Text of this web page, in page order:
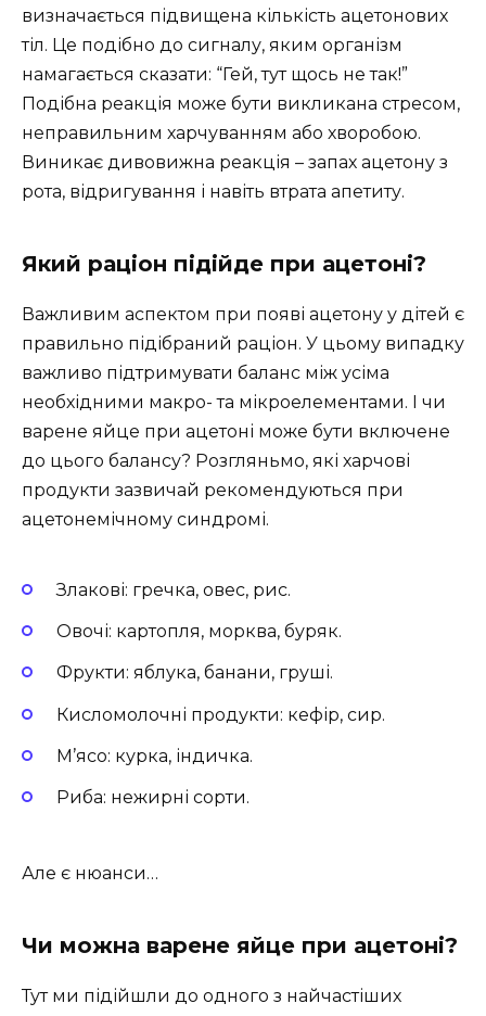
визначається підвищена кількість ацетонових
тіл. Це подібно до сигналу, яким організм
намагається сказати: “Гей, тут щось не так!”
Подібна реакція може бути викликана стресом,
неправильним харчуванням або хворобою.
Виникає дивовижна реакція – запах ацетону з
рота, відригування і навіть втрата апетиту.
Який раціон підійде при ацетоні?
Важливим аспектом при появі ацетону у дітей є
правильно підібраний раціон. У цьому випадку
важливо підтримувати баланс між усіма
необхідними макро- та мікроелементами. І чи
варене яйце при ацетоні може бути включене
до цього балансу? Розгляньмо, які харчові
продукти зазвичай рекомендуються при
ацетонемічному синдромі.
Злакові: гречка, овес, рис.
Овочі: картопля, морква, буряк.
Фрукти: яблука, банани, груші.
Кисломолочні продукти: кефір, сир.
М’ясо: курка, індичка.
Риба: нежирні сорти.
Але є нюанси…
Чи можна варене яйце при ацетоні?
Тут ми підійшли до одного з найчастіших